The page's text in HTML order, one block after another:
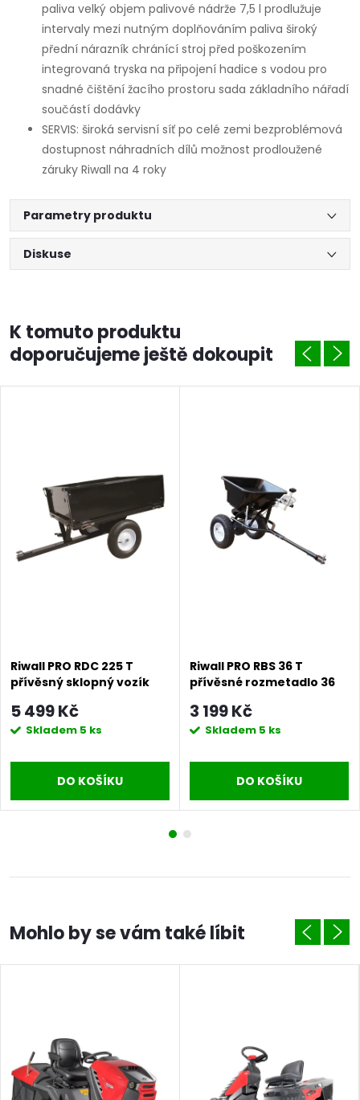
paliva velký objem palivové nádrže 7,5 l prodlužuje
intervaly mezi nutným doplňováním paliva široký
přední nárazník chránící stroj před poškozením
integrovaná tryska na připojení hadice s vodou pro
snadné čištění žacího prostoru sada základního nářadí
součástí dodávky
SERVIS: široká servisní síť po celé zemi bezproblémová
dostupnost náhradních dílů možnost prodloužené
záruky Riwall na 4 roky
Parametry produktu
Diskuse
K tomuto produktu
doporučujeme ještě dokoupit
Riwall PRO RDC 225 T
přívěsný sklopný vozík
5 499 Kč
Skladem 5 ks
DO KOŠÍKU
Riwall PRO RBS 36 T
přívěsné rozmetadlo 36
3 199 Kč
Skladem 5 ks
DO KOŠÍKU